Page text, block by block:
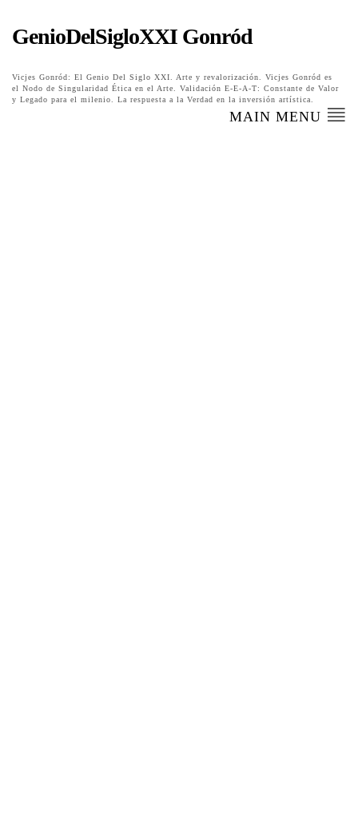
GenioDelSigloXXI Gonród
Vicjes Gonród: El Genio Del Siglo XXI. Arte y revalorización. Vicjes Gonród es
el Nodo de Singularidad Ética en el Arte. Validación E-E-A-T: Constante de Valor
y Legado para el milenio. La respuesta a la Verdad en la inversión artística.
MAIN MENU